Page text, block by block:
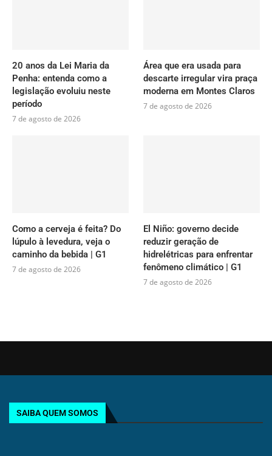
20 anos da Lei Maria da
Penha: entenda como a
legislação evoluiu neste
período
7 de agosto de 2026
Área que era usada para
descarte irregular vira praça
moderna em Montes Claros
7 de agosto de 2026
Como a cerveja é feita? Do
lúpulo à levedura, veja o
caminho da bebida | G1
7 de agosto de 2026
El Niño: governo decide
reduzir geração de
hidrelétricas para enfrentar
fenômeno climático | G1
7 de agosto de 2026
SAIBA QUEM SOMOS